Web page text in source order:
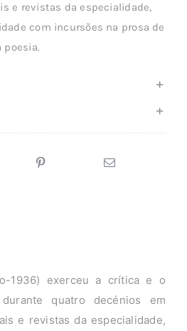
e revistas da especialidade,
com incursões na prosa de
poesia.
1936) exerceu a crítica e o
quatro decénios em
e revistas da especialidade,